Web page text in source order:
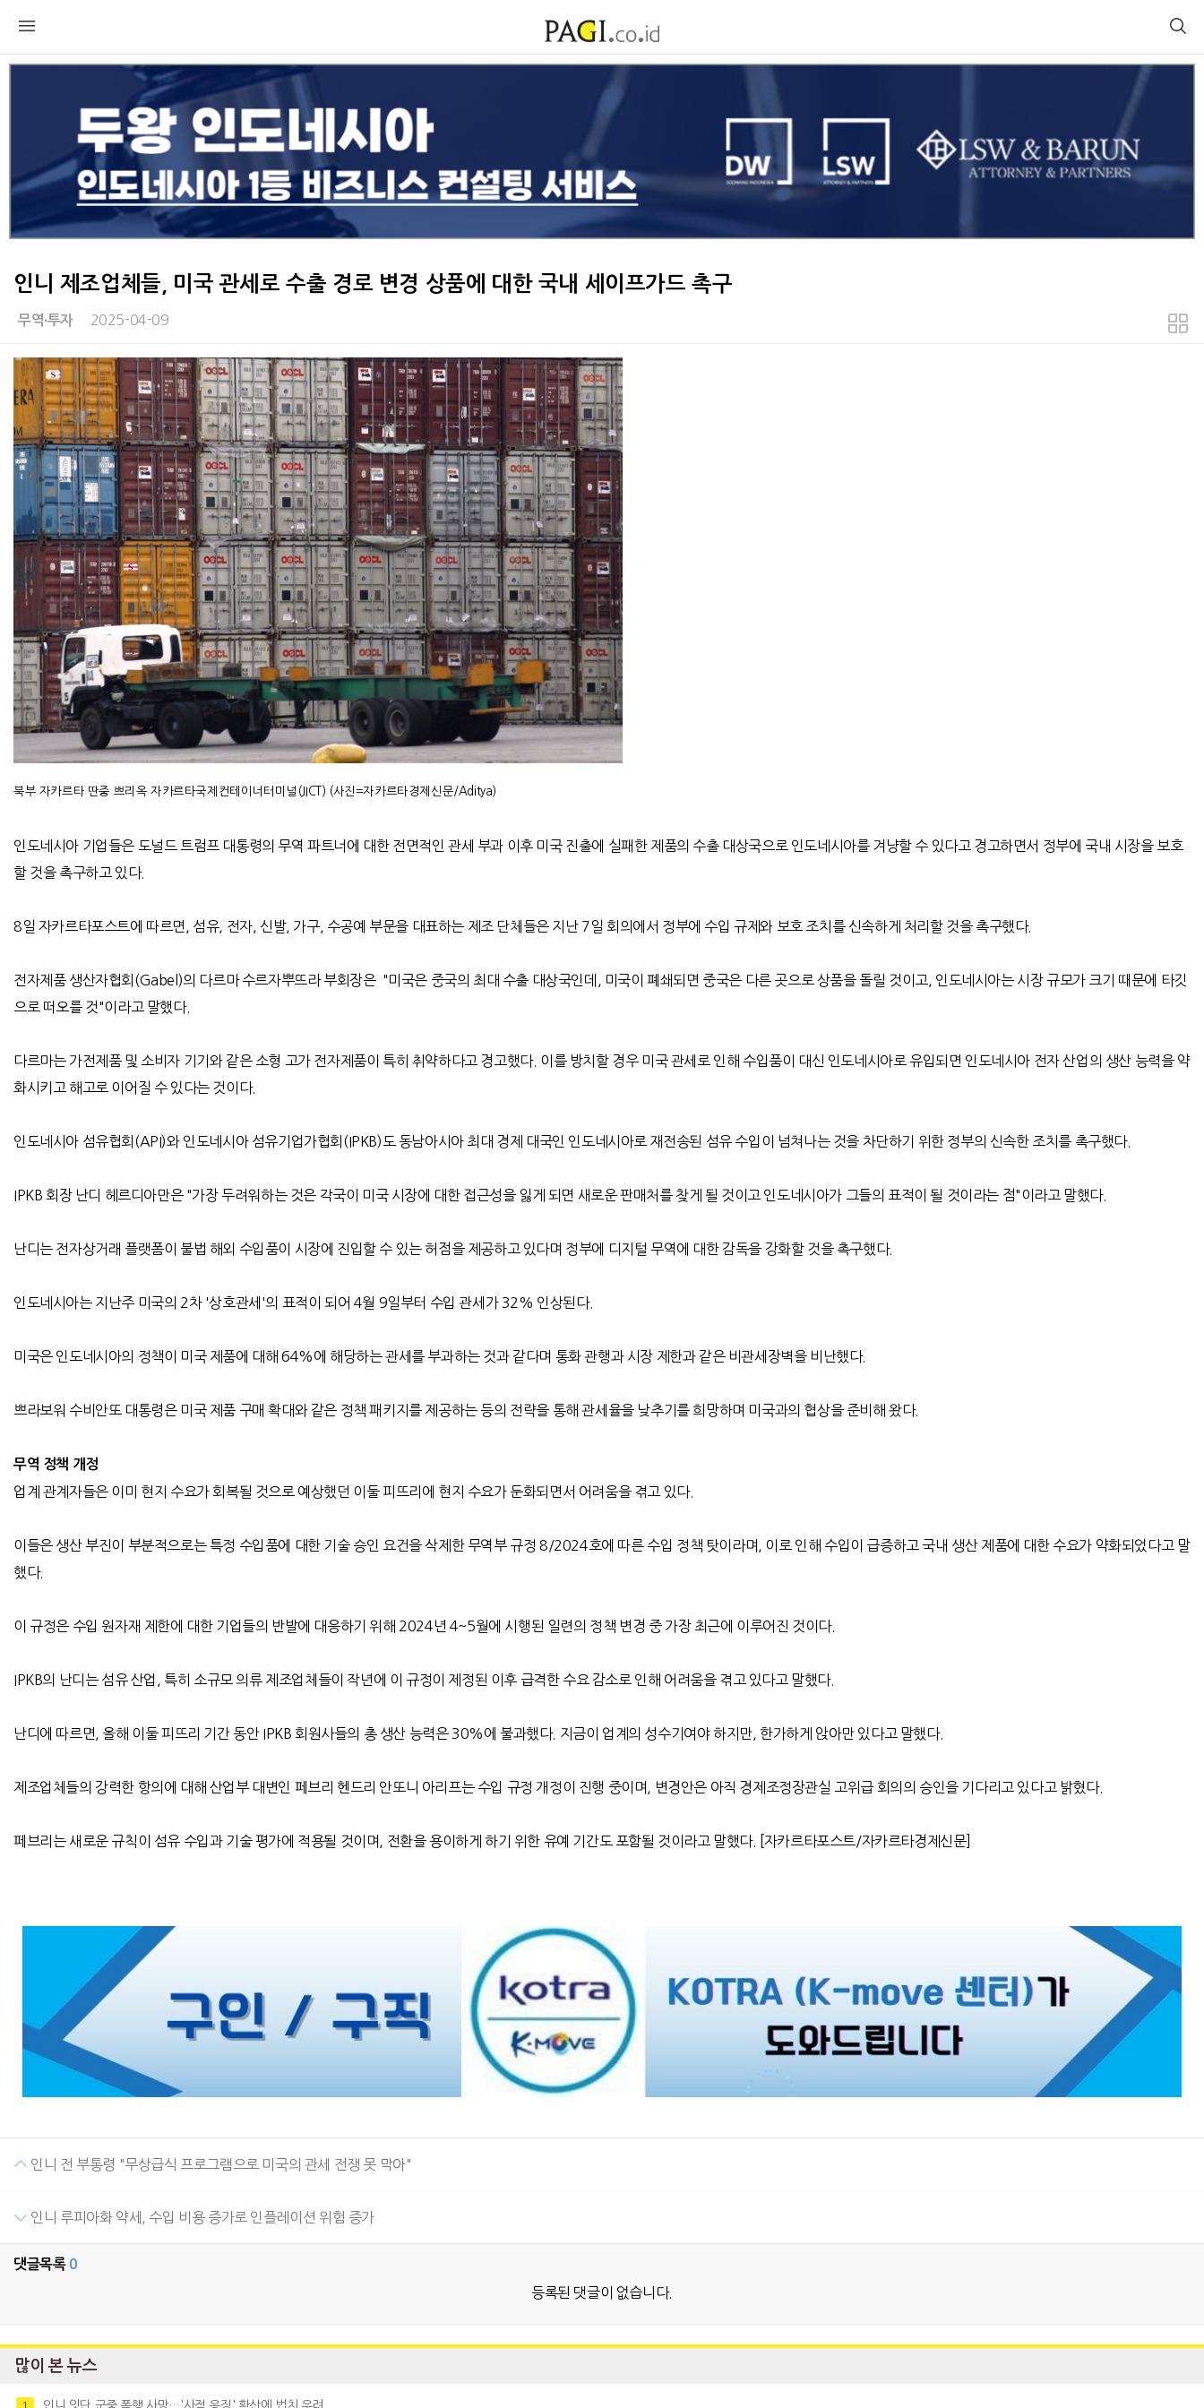
인니 제조업체들, 미국 관세로 수출 경로 변경 상품에 대한 국내 세이프가드 촉구
무역∙투자 2025-04-09
본문
북부 자카르타 딴중 쁘리옥 자카르타국제컨테이너터미널 (JICT) (사진=자카르타경제신문/Aditya)
인도네시아 기업들은 도널드 트럼프 대통령의 무역 파트너에 대한 전면적인 관세 부과 이후 미국 진출에 실패한 제품의 수출 대상국으로 인도네시아를 겨냥할 수 있다고 경고하면서 정부에 국내 시장을 보호
할 것을 촉구하고 있다.
8일 자카르타포스트에 따르면 , 섬유, 전자, 신발, 가구, 수공예 부문을 대표하는 제조 단체들은 지난7일 회의에서 정부에 수입 규제와 보호 조치를 신속하게 처리할 것을 촉구했다.
전자제품 생산자협회 (Gabel)의 다르마 수르자뿌뜨라 부회장은"미국은 중국의 최대 수출 대상국인데 , 미국이 폐쇄되면 중국은 다른 곳으로 상품을 돌릴 것이고, 인도네시아는 시장 규모가 크기 때문에 타깃
으로 떠오를 것"이라고 말했다.
다르마는 가전제품 및 소비자 기기와 같은 소형 고가 전자제품이 특히 취약하다고 경고했다. 이를 방치할 경우 미국 관세로 인해 수입품이 대신 인도네시아로 유입되면 인도네시아 전자 산업의 생산 능력을 약
화시키고 해고로 이어질 수 있다는 것이다.
인도네시아 섬유협회 (API)와 인도네시아 섬유기업가협회 (IPKB)도 동남아시아 최대 경제 대국인 인도네시아로 재전송된 섬유 수입이 넘쳐나는 것을 차단하기 위한 정부의 신속한 조치를 촉구했다.
IPKB 회장 난디 헤르디아만은"가장 두려워하는 것은 각국이 미국 시장에 대한 접근성을 잃게 되면 새로운 판매처를 찾게 될 것이고 인도네시아가 그들의 표적이 될 것이라는 점"이라고 말했다.
난디는 전자상거래 플랫폼이 불법 해외 수입품이 시장에 진입할 수 있는 허점을 제공하고 있다며 정부에 디지털 무역에 대한 감독을 강화할 것을 촉구했다.
인도네시아는 지난주 미국의 2차'상호관세 '의 표적이 되어 4월 9일부터 수입 관세가32% 인상된다.
미국은 인도네시아의 정책이 미국 제품에 대해 64%에 해당하는 관세를 부과하는 것과 같다며 통화 관행과 시장 제한과 같은 비관세장벽을 비난했다.
쁘라보워 수비안또 대통령은 미국 제품 구매 확대와 같은 정책 패키지를 제공하는 등의 전략을 통해 관세율을 낮추기를 희망하며 미국과의 협상을 준비해 왔다.
무역 정책 개정
업계 관계자들은 이미 현지 수요가 회복될 것으로 예상했던 이둘 피뜨리에 현지 수요가 둔화되면서 어려움을 겪고 있다.
이들은 생산 부진이 부분적으로는 특정 수입품에 대한 기술 승인 요건을 삭제한 무역부 규정 8/2024호에 따른 수입 정책 탓이라며 , 이로 인해 수입이 급증하고 국내 생산 제품에 대한 수요가 약화되었다고 말
했다.
이 규정은 수입 원자재 제한에 대한 기업들의 반발에 대응하기 위해 2024년 4~5월에 시행된 일련의 정책 변경 중 가장 최근에 이루어진 것이다.
IPKB의 난디는 섬유 산업 , 특히 소규모 의류 제조업체들이 작년에 이 규정이 제정된 이후 급격한 수요 감소로 인해 어려움을 겪고 있다고 말했다.
난디에 따르면, 올해 이둘 피뜨리 기간 동안IPKB회원사들의 총 생산 능력은30%에 불과했다. 지금이 업계의 성수기여야 하지만,한가하게 앉아만 있다고 말했다.
제조업체들의 강력한 항의에 대해 산업부 대변인 페브리 헨드리 안또니 아리프는 수입 규정 개정이 진행 중이며 , 변경안은 아직 경제조정장관실 고위급 회의의 승인을 기다리고 있다고 밝혔다.
페브리는 새로운 규칙이 섬유 수입과 기술 평가에 적용될 것이며 , 전환을 용이하게 하기 위한 유예 기간도 포함될 것이라고 말했다. [ 자카르타포스트/자카르타경제신문]
인니 전 부통령 "무상급식 프로그램으로 미국의 관세 전쟁 못 막아"
인니 루피아화 약세, 수입 비용 증가로 인플레이션 위험 증가
댓글목록 0
등록된 댓글이 없습니다.
많이 본 뉴스
1 인니 잇단 군중 폭행 사망…'사적 응징' 확산에 법치 우려